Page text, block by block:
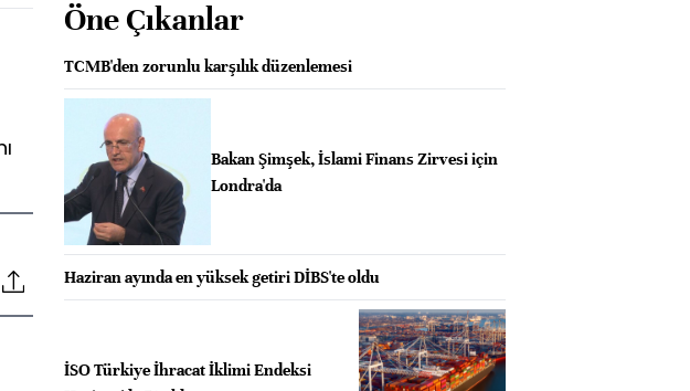
Öne Çıkanlar
TCMB'den zorunlu karşılık düzenlemesi
Bakan Şimşek, İslami Finans Zirvesi için
Londra'da
Haziran ayında en yüksek getiri DİBS'te oldu
İSO Türkiye İhracat İklimi Endeksi